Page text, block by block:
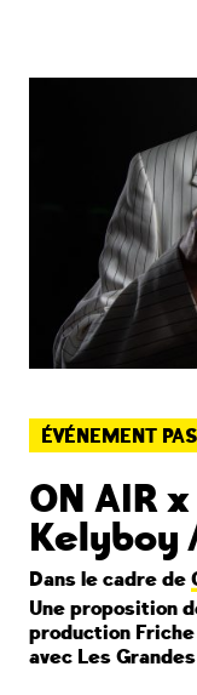
ÉVÉNEMENT
ON AIR
Kelyboy
Dans le cadre de
Une proposition
production
avec Les